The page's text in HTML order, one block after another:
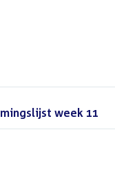
week 11